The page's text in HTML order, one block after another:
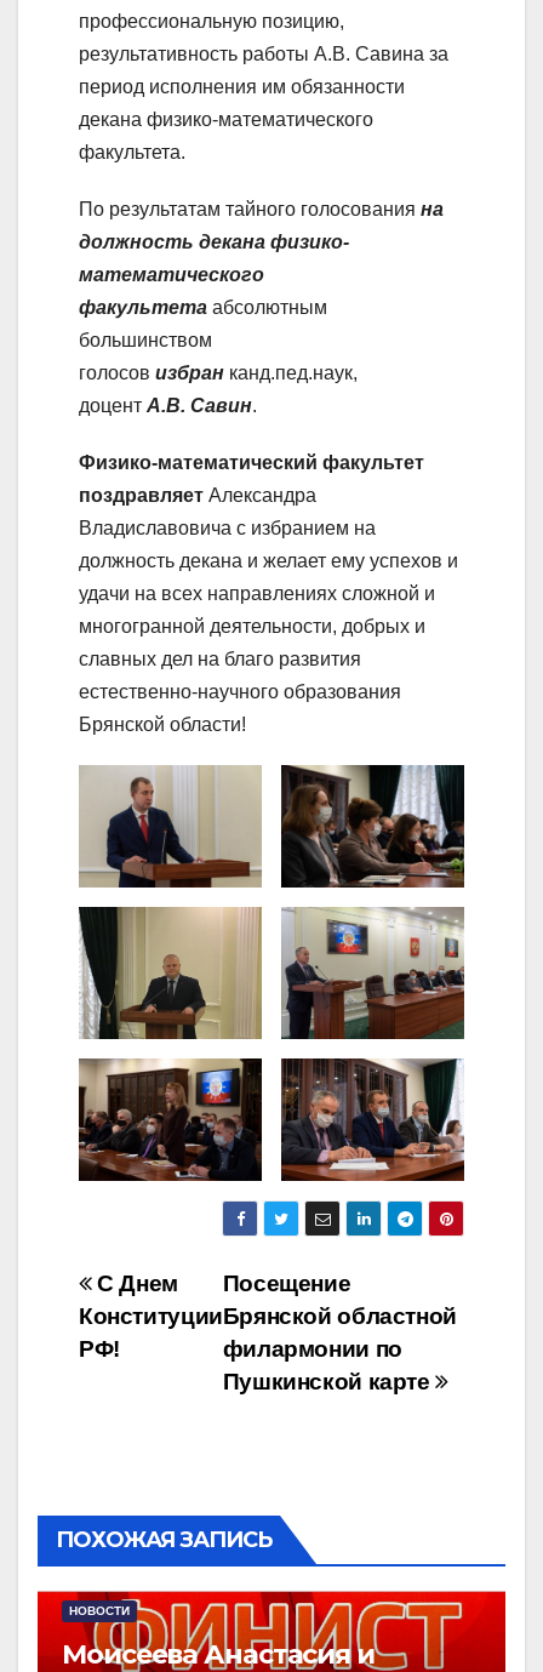
профессиональную позицию,
результативность работы А.В. Савина за
период исполнения им обязанности
декана физико-математического
факультета.
По результатам тайного голосования на
должность декана физико-
математического
факультета абсолютным
большинством
голосов избран канд.пед.наук,
доцент А.В. Савин.
Физико-математический факультет
поздравляет Александра
Владиславовича с избранием на
должность декана и желает ему успехов и
удачи на всех направлениях сложной и
многогранной деятельности, добрых и
славных дел на благо развития
естественно-научного образования
Брянской области!
Навигация
по
записям
Посещение
Брянской областной
филармонии по
Пушкинской карте
С Днем
Конституции
РФ!
ПОХОЖАЯ ЗАПИСЬ
НОВОСТИ
Моисеева Анастасия и